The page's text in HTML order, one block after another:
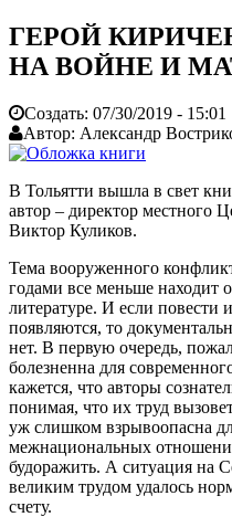
ГЕРОЙ
НА ВОЙНЕ И
Создать: 07/30/2019 - 15:01
Автор: Александр
В Тольятти вышла в свет
автор – директор местного
Виктор Куликов.
Тема вооруженного
годами все меньше находит
литературе. И если повести
появляются, то
нет. В первую очередь,
болезненна для
кажется, что авторы
понимая, что их труд
уж слишком взрывоопасна
межнациональных
будоражить. А ситуация на
великим трудом удалось
счету.